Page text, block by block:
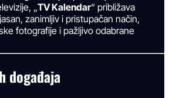
„TV Kalendar“ približava
zanimljiv i pristupačan način,
fotografije i pažljivo odabrane
događaja